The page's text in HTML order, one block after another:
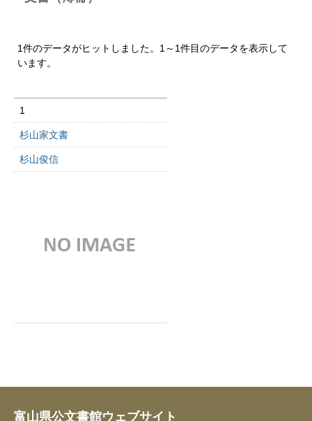
1件のデータがヒットしました。1～1件目のデータを表示して
います。
1
杉山家文書
杉山俊信
富山県公文書館ウェブサイト